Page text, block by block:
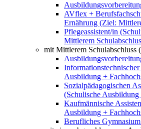
AVflex +
Ernährung (Ziel:
Pflegeassistent/in
Mittlerem
mit Mittlerem Schulabschluss
Ausbildung +
Sozialpädagogischen
(Schulische
Kaufmännische
Ausbildung +
Berufliches